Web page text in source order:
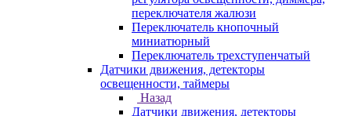
переключателя жалюзи
Переключатель кнопочный
миниатюрный
Переключатель трехступенчатый
Датчики движения, детекторы
освещенности, таймеры
Назад
Датчики движения, детекторы